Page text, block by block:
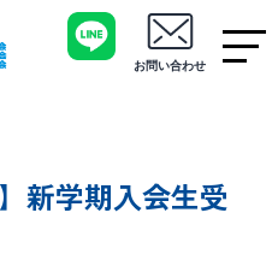
お問い合わせ
新学期入会生受